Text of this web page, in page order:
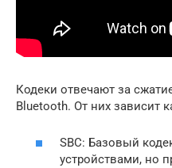
Кодеки отвечают за
Bluetooth. От них зависит
SBC: Базовый
устройствами, но